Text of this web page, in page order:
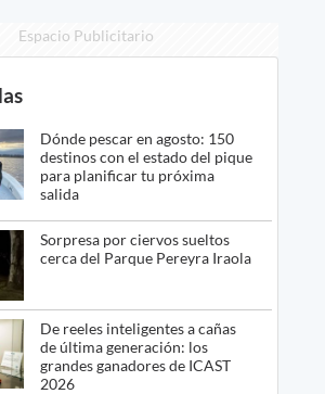
Espacio Publicitario
Dónde pescar en agosto: 150
destinos con el estado del pique
para planificar tu próxima
salida
Sorpresa por ciervos sueltos
cerca del Parque Pereyra Iraola
De reeles inteligentes a cañas
de última generación: los
grandes ganadores de ICAST
2026